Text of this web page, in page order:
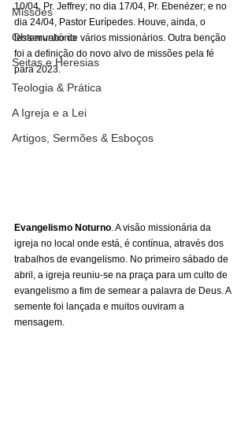
Missões
Observatório
Seitas e Heresias
Teologia & Prática
A Igreja e a Lei
Artigos, Sermões & Esboços
10/04, Pr. Jeffrey; no dia 17/04, Pr. Ebenézer; e no
dia 24/04, Pastor Eurípedes. Houve, ainda, o
testemunho de vários missionários. Outra benção
foi a definição do novo alvo de missões pela fé
para 2023.
Evangelismo Noturno . A visão missionária da
igreja no local onde está, é contínua, através dos
trabalhos de evangelismo. No primeiro sábado de
abril, a igreja reuniu-se na praça para um culto de
evangelismo a fim de semear a palavra de Deus. A
semente foi lançada e muitos ouviram a
mensagem.